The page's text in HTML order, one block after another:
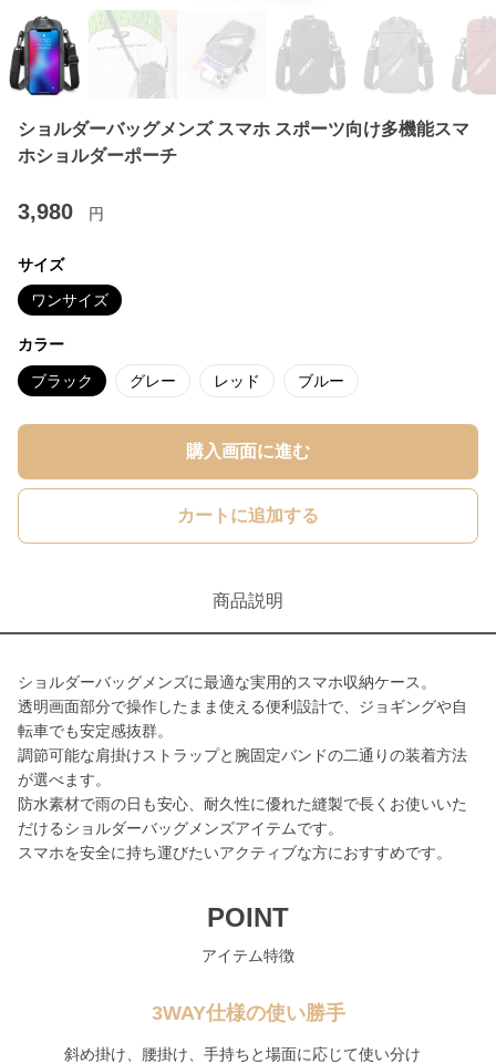
ショルダーバッグメンズ スマホ スポーツ向け多機能スマ
ホショルダーポーチ
3,980 円
サイズ
ワンサイズ
カラー
ブラック グレー レッド ブルー
購入画面に進む
カートに追加する
商品説明
ショルダーバッグメンズに最適な実用的スマホ収納ケース。
透明画面部分で操作したまま使える便利設計で、ジョギングや自
転車でも安定感抜群。
調節可能な肩掛けストラップと腕固定バンドの二通りの装着方法
が選べます。
防水素材で雨の日も安心、耐久性に優れた縫製で長くお使いいた
だけるショルダーバッグメンズアイテムです。
スマホを安全に持ち運びたいアクティブな方におすすめです。
POINT
アイテム特徴
3WAY仕様の使い勝手
斜め掛け、腰掛け、手持ちと場面に応じて使い分け